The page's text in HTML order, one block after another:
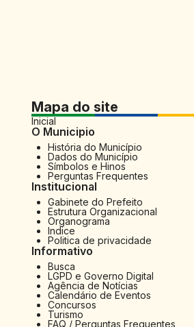
Mapa do site
Inicial
O Municipio
História do Município
Dados do Município
Símbolos e Hinos
Perguntas Frequentes
Institucional
Gabinete do Prefeito
Estrutura Organizacional
Organograma
Indice
Politica de privacidade
Informativo
Busca
LGPD e Governo Digital
Agência de Notícias
Calendário de Eventos
Concursos
Turismo
FAQ / Perguntas Frequentes